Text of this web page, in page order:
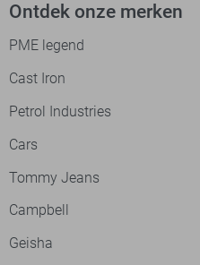
Ontdek onze merken
PME legend
Cast Iron
Petrol Industries
Cars
Tommy Jeans
Campbell
Geisha